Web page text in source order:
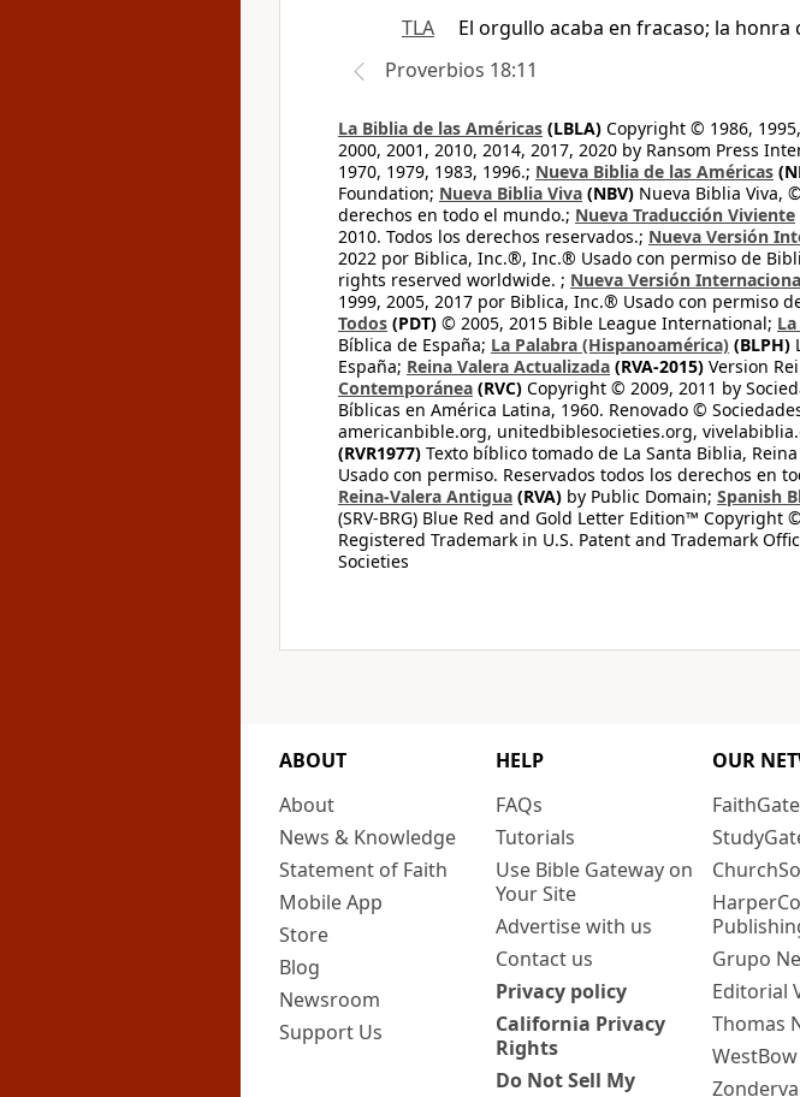
TLA
El orgullo acaba en fracaso; la
Proverbios 18:11
La Biblia de las Américas (LBLA) Copyright © 1986,
2000, 2001, 2010, 2014, 2017, 2020 by Ransom Press
1970, 1979, 1983, 1996.; Nueva Biblia de las Américas
Foundation; Nueva Biblia Viva (NBV) Nueva Biblia Viva,
derechos en todo el mundo.; Nueva Traducción Viviente
2010. Todos los derechos reservados.; Nueva Versión
2022 por Biblica, Inc.®, Inc.® Usado con permiso de
rights reserved worldwide. ; Nueva Versión
1999, 2005, 2017 por Biblica, Inc.® Usado con permiso
Todos (PDT) © 2005, 2015 Bible League International;
Bíblica de España; La Palabra (Hispanoamérica) (BLPH)
España; Reina Valera Actualizada (RVA-2015) Version
Contemporánea (RVC) Copyright © 2009, 2011 by
Bíblicas en América Latina, 1960. Renovado ©
americanbible.org, unitedbiblesocieties.org,
(RVR1977) Texto bíblico tomado de La Santa Biblia,
Usado con permiso. Reservados todos los derechos en
Reina-Valera Antigua (RVA) by Public Domain; Spanish
(SRV-BRG) Blue Red and Gold Letter Edition™
Registered Trademark in U.S. Patent and Trademark
Societies
ABOUT
About
News & Knowledge
Statement of Faith
Mobile App
Store
Blog
Newsroom
Support Us
HELP
FAQs
Tutorials
Use Bible Gateway on
Your Site
Advertise with us
Contact us
Privacy policy
California Privacy
Rights
Do Not Sell My
OUR
Grupo
Editorial
Thomas